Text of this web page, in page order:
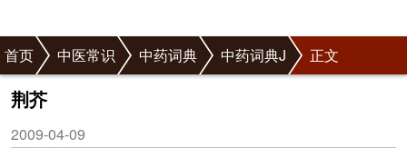
首页 中医常识 中药词典 中药词典J 正文
荆芥
2009-04-09